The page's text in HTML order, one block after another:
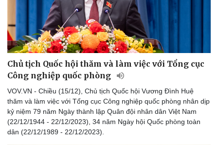
Thể thao
Chủ tịch Quốc hội thăm và làm việc với Tổng cục
Công nghiệp quốc phòng
VOV.VN - Chiều (15/12), Chủ tịch Quốc hội Vương Đình Huệ
thăm và làm việc với Tổng cục Công nghiệp quốc phòng nhân dịp
kỷ niệm 79 năm Ngày thành lập Quân đội nhân dân Việt Nam
(22/12/1944 - 22/12/2023), 34 năm Ngày hội Quốc phòng toàn
dân (22/12/1989 - 22/12/2023).